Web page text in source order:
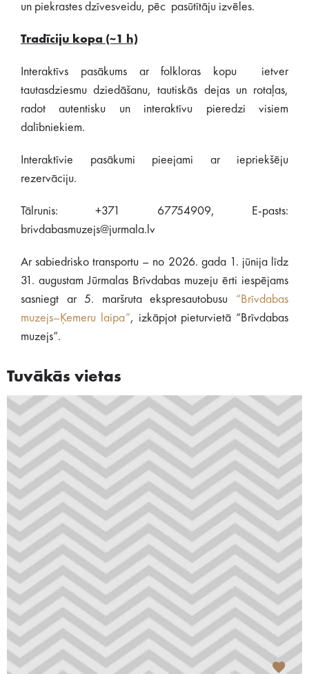
un piekrastes dzīvesveidu, pēc pasūtītāju izvēles.
Tradīciju kopa (~1 h)
Interaktīvs pasākums ar folkloras kopu ietver
tautasdziesmu dziedāšanu, tautiskās dejas un rotaļas,
radot autentisku un interaktīvu pieredzi visiem
dalībniekiem.
Interaktīvie pasākumi pieejami ar iepriekšēju
rezervāciju.
Tālrunis: +371 67754909, E-pasts:
brivdabasmuzejs@jurmala.lv
Ar sabiedrisko transportu – no 2026. gada 1. jūnija līdz
31. augustam Jūrmalas Brīvdabas muzeju ērti iespējams
sasniegt ar 5. maršruta ekspresautobusu “Brīvdabas
muzejs–Ķemeru laipa”, izkāpjot pieturvietā “Brīvdabas
muzejs”.
Tuvākās vietas